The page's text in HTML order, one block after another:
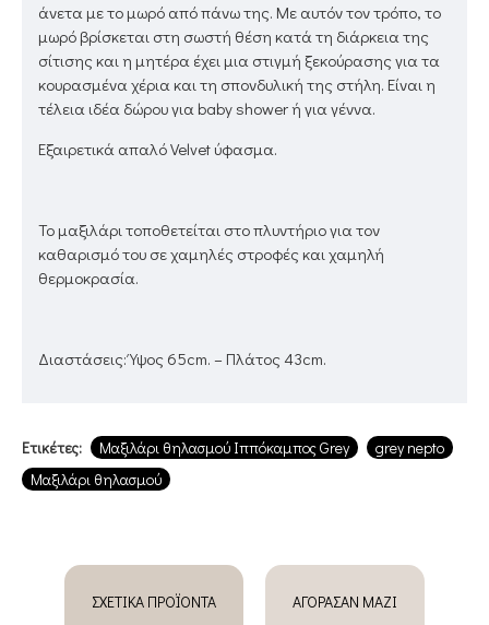
άνετα με το μωρό από πάνω της. Με αυτόν τον τρόπο, το
μωρό βρίσκεται στη σωστή θέση κατά τη διάρκεια της
σίτισης και η μητέρα έχει μια στιγμή ξεκούρασης για τα
κουρασμένα χέρια και τη σπονδυλική της στήλη. Είναι η
τέλεια ιδέα δώρου για baby shower ή για γέννα.
Εξαιρετικά απαλό Velvet ύφασμα.
Το μαξιλάρι τοποθετείται στο πλυντήριο για τον
καθαρισμό του σε χαμηλές στροφές και χαμηλή
θερμοκρασία.
Διαστάσεις: Ύψος 65cm. – Πλάτος 43cm.
Ετικέτες: Μαξιλάρι θηλασμού Ιππόκαμπος Grey
grey nepto
Μαξιλάρι θηλασμού
ΣΧΕΤΙΚΆ ΠΡΟΪΌΝΤΑ ΑΓΌΡΑΣΑΝ ΜΑΖΊ